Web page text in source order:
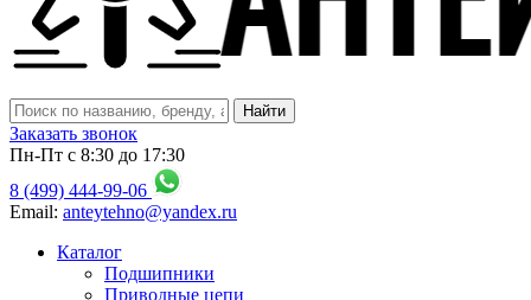
Заказать звонок
Пн-Пт с 8:30 до 17:30
8 (499) 444-99-06
Email: anteytehno@yandex.ru
Каталог
Подшипники
Приводные цепи